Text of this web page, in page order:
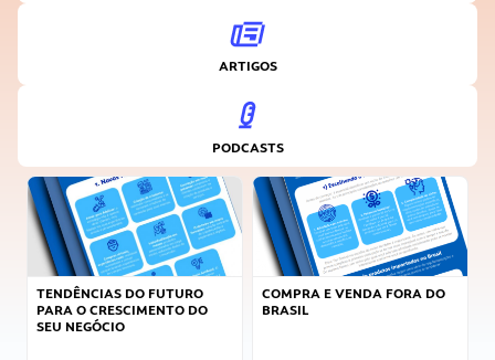
ARTIGOS
PODCASTS
TENDÊNCIAS DO FUTURO
PARA O CRESCIMENTO DO
SEU NEGÓCIO
COMPRA E VENDA FORA DO
BRASIL